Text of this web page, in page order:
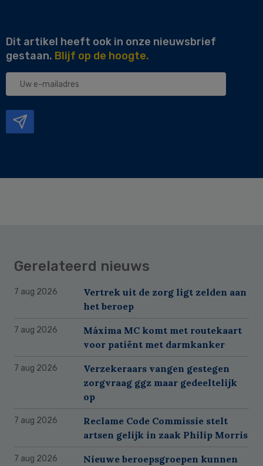
Dit artikel heeft ook in onze nieuwsbrief
gestaan. Blijf op de hoogte.
Uw
Gerelateerd nieuws
7 aug 2026
Vertrek uit de zorg ligt zelden aan
het beroep
7 aug 2026
Máxima MC komt met routekaart
voor patiënt met darmkanker
7 aug 2026
Verzekeraars vangen gestegen
zorgvraag ggz maar gedeeltelijk
op
7 aug 2026
Reclame Code Commissie stelt
artsen gelijk in zaak Philip Morris
7 aug 2026
Nieuwe beroepsgroepen kunnen